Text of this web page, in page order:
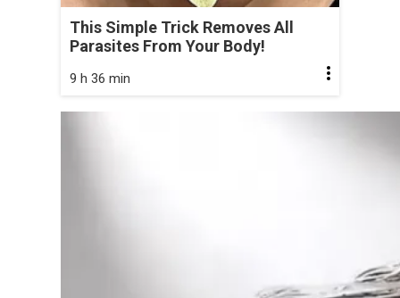
This Simple Trick Removes All
Parasites From Your Body!
9 h 36 min